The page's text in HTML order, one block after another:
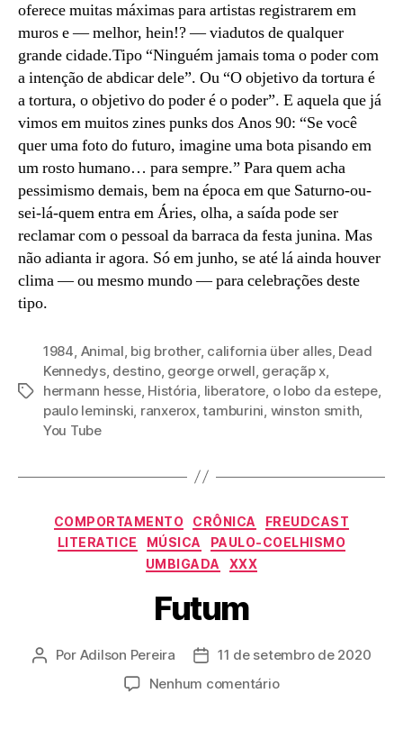
oferece muitas máximas para artistas registrarem em
muros e — melhor, hein!? — viadutos de qualquer
grande cidade.Tipo “Ninguém jamais toma o poder com
a intenção de abdicar dele”. Ou “O objetivo da tortura é
a tortura, o objetivo do poder é o poder”. E aquela que já
vimos em muitos zines punks dos Anos 90: “Se você
quer uma foto do futuro, imagine uma bota pisando em
um rosto humano… para sempre.” Para quem acha
pessimismo demais, bem na época em que Saturno-ou-
sei-lá-quem entra em Áries, olha, a saída pode ser
reclamar com o pessoal da barraca da festa junina. Mas
não adianta ir agora. Só em junho, se até lá ainda houver
clima — ou mesmo mundo — para celebrações deste
tipo.
Tags
1984, Animal, big brother, california über alles, Dead
Kennedys, destino, george orwell, geraçãp x,
hermann hesse, História, liberatore, o lobo da estepe,
paulo leminski, ranxerox,tamburini, winston smith,
You Tube
Categorias
COMPORTAMENTO CRÔNICA
FREUDCAST
LITERATICE
MÚSICA
PAULO-COELHISMO
UMBIGADA
XXX
Futum
Autor
Por Adilson Pereira
Data11 de setembro de 2020
Nenhum comentárioem